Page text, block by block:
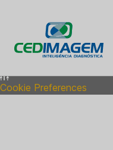
of cookies on your
analyze site usage, and
more in ourPrivacy Policy
Cookie Preferences